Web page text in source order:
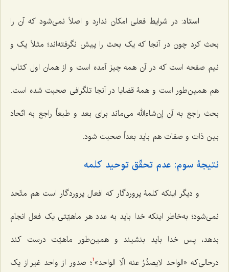
استاد: در شرایط فعلی امکان ندارد و اصلاً نمی‌شود که آن را
بحث کرد چون در آنجا که یک بحث را پیش نگرفته‌اند؛ مثلاً یک و
نیم صفحه است که در آن همه چیز آمده است و از همان اول کتاب
هم همین‌طور است و همۀ قضایا در آنجا تلگرافی صحبت شده است.
بحث راجع به آن إن‌شاءالله می‌ماند برای بعد و طبعاً راجع به اتّحاد
بین ذات و صفات هم باید بعداً صحبت شود.
نتیجۀ سوم: عدم تحقّق توحید کلمه
و دیگر اینکه کلمۀ پروردگار که افعال پروردگار است هم متّحد
نمی‌شود؛ به‌خاطر اینکه خدا باید به عدد هر ماهیّتی یک فعل انجام
بدهد، پس خدا باید بنشیند و همین‌طور ماهیّت درست کند
درحالی‌که «الواحد لایصدُرُ عنه الّا الواحد» 1؛ صدور از واحد غیر از یک